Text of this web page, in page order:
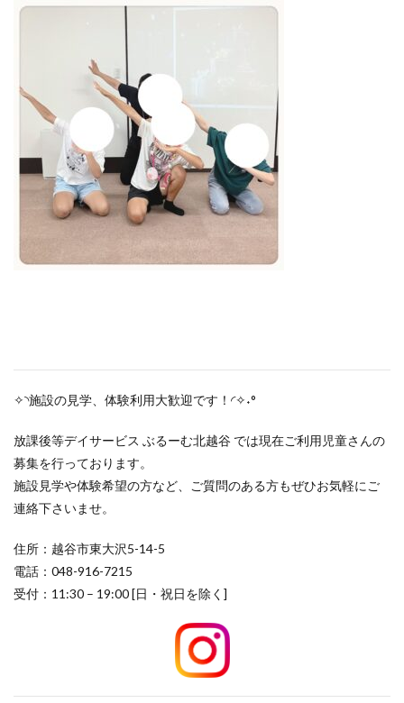
✧◝施設の見学、体験利用大歓迎です！◜✧˖°
放課後等デイサービス ぶるーむ北越谷 では現在ご利用児童さんの
募集を行っております。
施設見学や体験希望の方など、ご質問のある方もぜひお気軽にご
連絡下さいませ。
住所：越谷市東大沢5-14-5
電話：048-916-7215
受付：11:30 – 19:00 [日・祝日を除く]